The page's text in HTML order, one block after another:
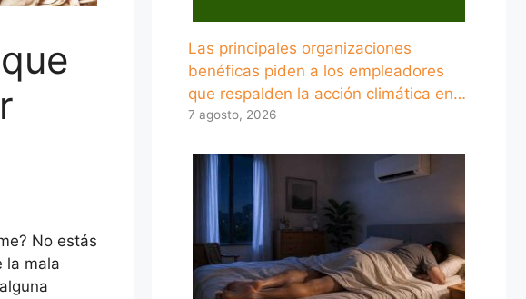
No estás
la mala
Las principales organizaciones
benéficas piden a los empleadores
que respalden la acción climática en…
7 agosto, 2026